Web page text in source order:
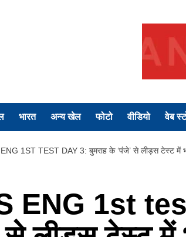
भारत अन्य खेल फोटो वीडियो वेब
1ST TEST DAY 3: बुमराह के ‘पंजे’ से लीड्स टेस्ट में
ENG 1st